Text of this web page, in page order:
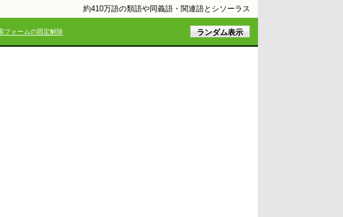
約410万語の類語や同義語・関連語とシソーラス
フォームの固定解除